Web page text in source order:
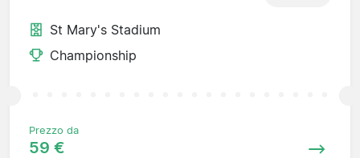
St Mary's Stadium
Championship
Prezzo da
59 €